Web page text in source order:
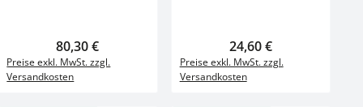
Regulärer Preis:
80,30 €
Preise exkl. MwSt. zzgl.
Versandkosten
Regulärer Preis:
24,60 €
Preise exkl. MwSt. zzgl.
Versandkosten